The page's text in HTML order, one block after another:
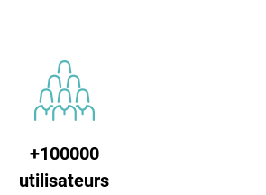
+100000
utilisateurs